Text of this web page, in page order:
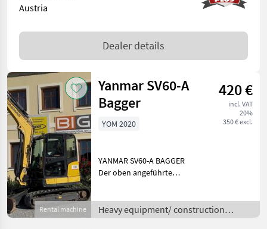
Austria
Dealer details
Rental machine
Yanmar SV60-A
Bagger
420 €
incl. VAT
20%
350 € excl.
YOM 2020
YANMAR SV60-A BAGGER
Der oben angeführte
Tagesmietrate.
Wochenmietpreis ab 7
Heavy equipment/ construction
machines /